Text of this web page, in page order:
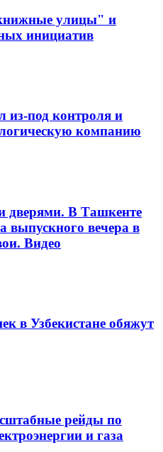
улицы" и
инициатив
под контроля и
компанию
дверями. В Ташкенте
выпускного вечера в
Видео
в Узбекистане обяжут
рейды по
и газа